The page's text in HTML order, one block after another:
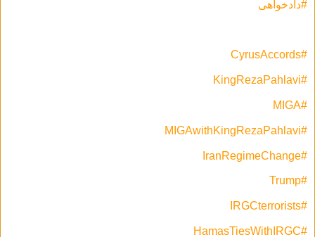
#دادخواهی
#CyrusAccords
#KingRezaPahlavi
#MIGA
#MIGAwithKingRezaPahlavi
#IranRegimeChange
#Trump
#IRGCterrorists
#HamasTiesWithIRGC